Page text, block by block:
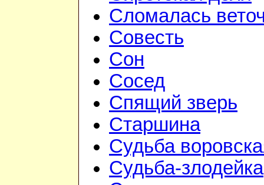
Сломалась
Совесть
Сон
Сосед
Спящий зверь
Старшина
Судьба
Судьба-злодейка